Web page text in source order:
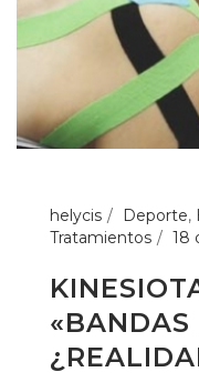
helycis Deporte,
Tratamientos
18
«BANDAS